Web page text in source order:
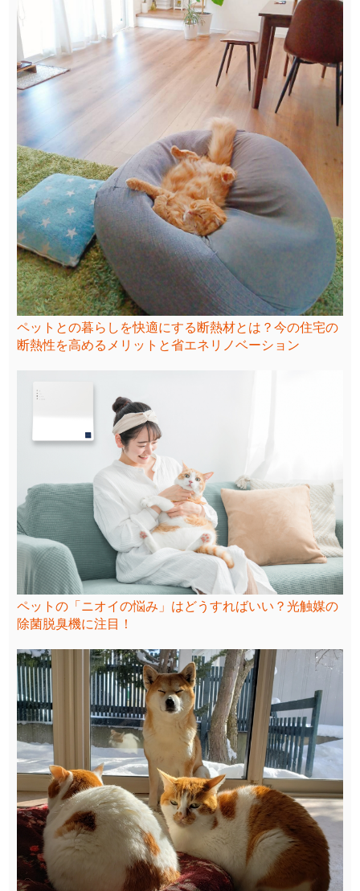
ペットとの暮らしを快適にする断熱材とは？今の住宅の
断熱性を高めるメリットと省エネリノベーション
ペットの「ニオイの悩み」はどうすればいい？光触媒の
除菌脱臭機に注目！